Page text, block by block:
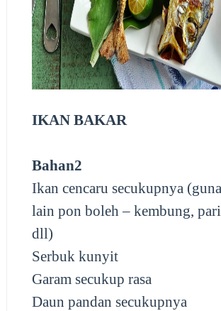
IKAN BAKAR
Bahan2
Ikan cencaru secukupnya
lain pon boleh – kembung,
dll)
Serbuk kunyit
Garam secukup rasa
Daun pandan secukupnya